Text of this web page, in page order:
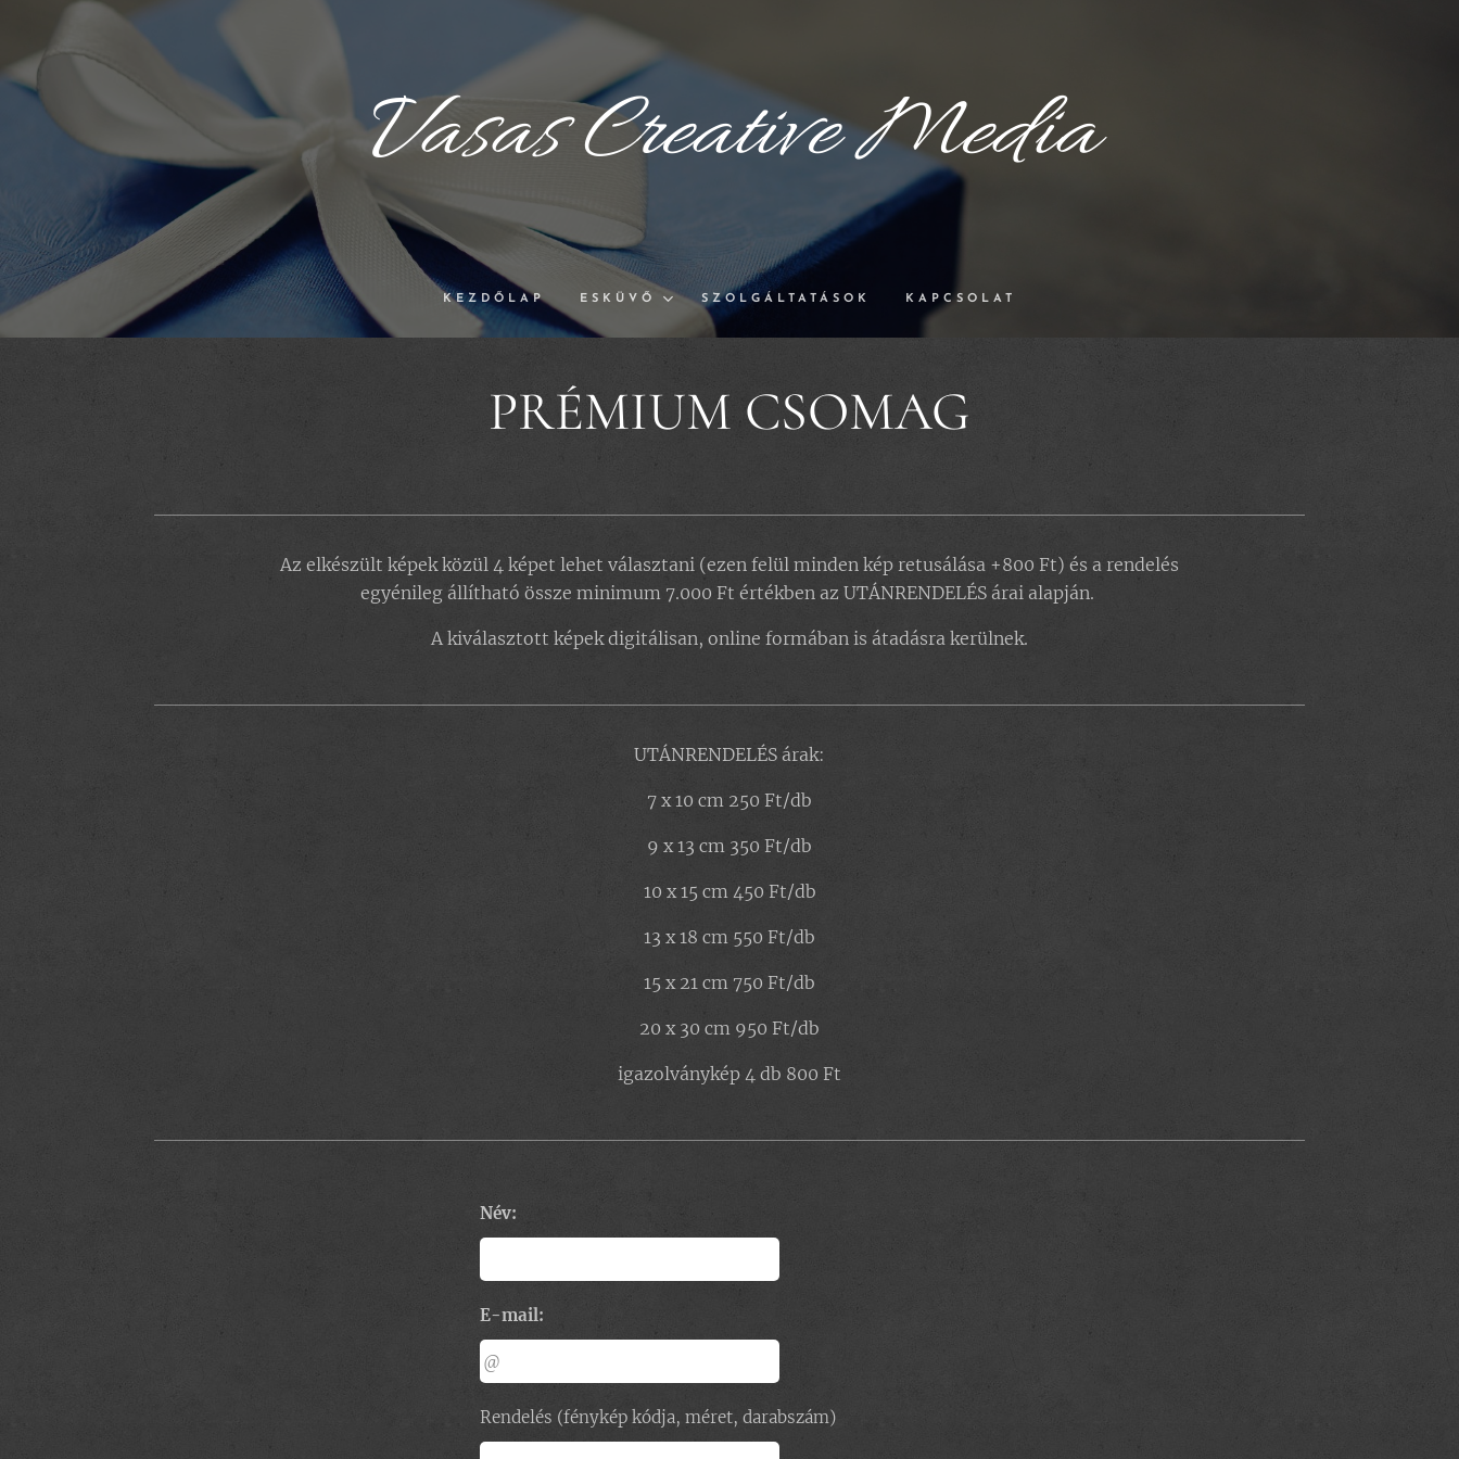
VasasCreativeMedia
KEZDŐLAP ESKÜVŐ SZOLGÁLTATÁSOK KAPCSOLAT
PRÉMIUM CSOMAG
Az elkészült képek közül 4 képet lehet választani (ezen felül minden kép retusálása +800 Ft) és a rendelés
egyénileg állítható össze minimum 7.000 Ft értékben az UTÁNRENDELÉS árai alapján.
A kiválasztott képek digitálisan, online formában is átadásra kerülnek.
UTÁNRENDELÉS árak:
7 x 10 cm 250 Ft/db
9 x 13 cm 350 Ft/db
10 x 15 cm 450 Ft/db
13 x 18 cm 550 Ft/db
15 x 21 cm 750 Ft/db
20 x 30 cm 950 Ft/db
igazolványkép 4 db 800 Ft
Név:
E-mail:
Rendelés (fénykép kódja, méret, darabszám)